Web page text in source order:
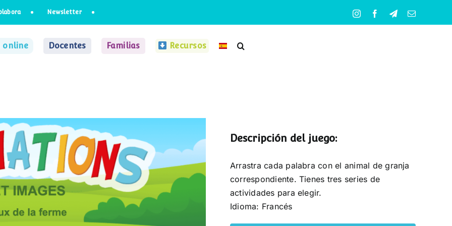
Newsletter InstagramFacebookTelegramCorreo
online Docentes Familias Recursos
Descripción del juego:
Arrastra cada palabra con el animal de granja
correspondiente. Tienes tres series de
actividades para elegir.
Idioma: Francés